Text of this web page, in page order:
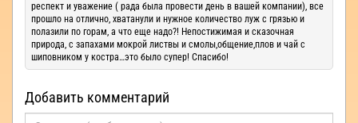
респект и уважение ( рада была провести день в вашей компании), все
прошло на отлично, хватанули и нужное количество луж с грязью и
полазили по горам, а что еще надо?! Непостижимая и сказочная
природа, с запахами мокрой листвы и смолы,общение,плов и чай с
шиповником у костра…это было супер! Спасибо!
Добавить комментарий